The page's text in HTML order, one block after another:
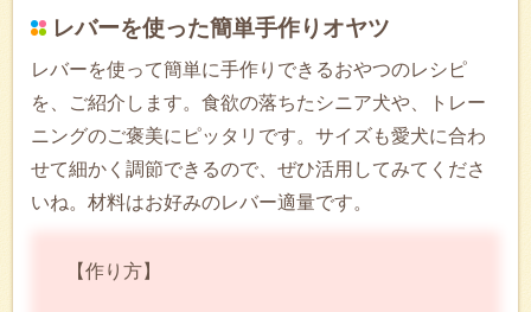
レバーを使った簡単手作りオヤツ
レバーを使って簡単に手作りできるおやつのレシピ
を、ご紹介します。食欲の落ちたシニア犬や、トレー
ニングのご褒美にピッタリです。サイズも愛犬に合わ
せて細かく調節できるので、ぜひ活用してみてくださ
いね。材料はお好みのレバー適量です。
【作り方】